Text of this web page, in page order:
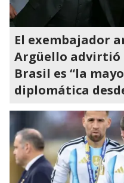
El exembajador
Argüello advirtió
Brasil es “la
diplomática